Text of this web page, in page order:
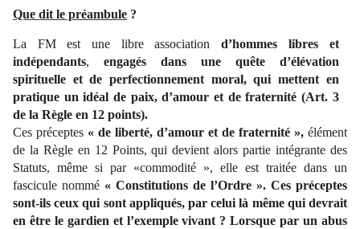
Que dit le préambule ?
La FM est une libre association
d’hommes libres et
indépendants,
engagés dans une quête d’élévation
spirituelle et de perfectionnement moral, qui mettent en
pratique un idéal de paix, d’amour et de fraternité (Art. 3
de la Règle en 12 points).
Ces préceptes « de liberté, d’amour et de fraternité », élément
de la Règle en 12 Points, qui devient alors partie intégrante des
Statuts, même si par «commodité », elle est traitée dans un
fascicule nommé « Constitutions de l’Ordre ». Ces préceptes
sont-ils ceux qui sont appliqués, par celui là même qui devrait
en être le gardien et l’exemple vivant ? Lorsque par un abus